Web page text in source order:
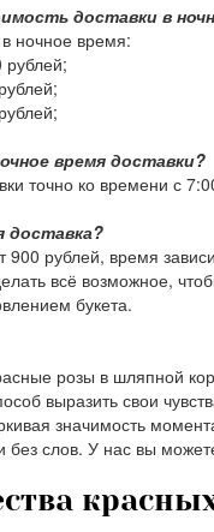
доставки в
ночное время:
рублей;
;
;
время доставки?
точно ко времени с
доставка?
900 рублей, время
всё возможное,
букета.
розы в шляпной
выразить свои
значимость
слов. У нас вы